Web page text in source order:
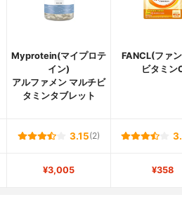
Myprotein(マイプロテ
イン)
アルファメン マルチビ
タミンタブレット
FANCL(ファ
ビタミン
3.15(2)
¥3,005 ¥358